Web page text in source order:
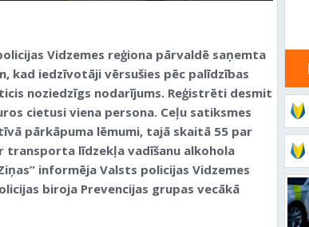
Vidzemes reģiona pārvaldē saņemta
kad iedzīvotāji vērsušies pēc palīdzības
noziedzīgs nodarījums. Reģistrēti desmit
cietusi viena persona. Ceļu satiksmes
pārkāpuma lēmumi, tajā skaitā 55 par
transporta līdzekļa vadīšanu alkohola
informēja Valsts policijas Vidzemes
biroja Prevencijas grupas vecākā